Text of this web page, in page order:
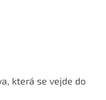
která se vejde do